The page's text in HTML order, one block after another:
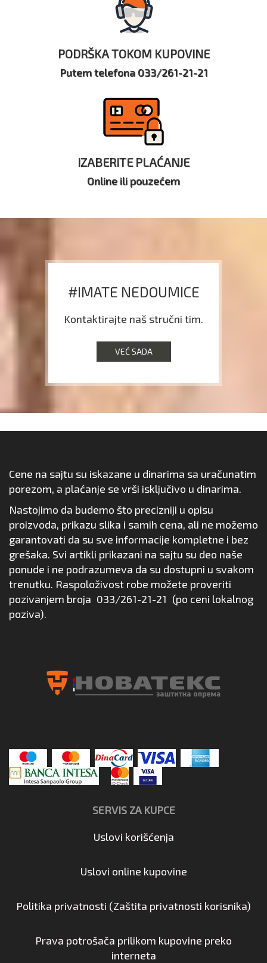
PODRŠKA TOKOM KUPOVINE
Putem telefona 033/261-21-21
IZABERITE PLAĆANJE
Online ili pouzećem
#IMATE NEDOUMICE
Kontaktirajte naš stručni tim.
VEĆ SADA
Cene na sajtu su iskazane u dinarima sa uračunatim
porezom, a plaćanje se vrši isključivo u dinarima.
Nastojimo da budemo što precizniji u opisu
proizvoda, prikazu slika i samih cena, ali ne možemo
garantovati da su sve informacije kompletne i bez
grešaka. Svi artikli prikazani na sajtu su deo naše
ponude i ne podrazumeva da su dostupni u svakom
trenutku. Raspoloživost robe možete proveriti
pozivanjem broja 033/261-21-21 (po ceni lokalnog
poziva).
SERVIS ZA KUPCE
Uslovi korišćenja
Uslovi online kupovine
Politika privatnosti (Zaštita privatnosti korisnika)
Prava potrošača prilikom kupovine preko
interneta